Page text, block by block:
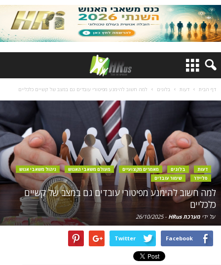
דף הבית דעות בלוגים למה חשוב להימנע מפיטורי עובדים גם במצב של קשיים כלכליים
דעות בלוגים מאמרים מקצועיים מעולם משאבי האנוש
ניהול משאבי אנוש
סליידר
שימור עובדים
למה חשוב להימנע מפיטורי עובדים גם במצב של קשיים
כלכליים
על ידי מערכת HRus -
26/10/2025
Facebook
Twitter